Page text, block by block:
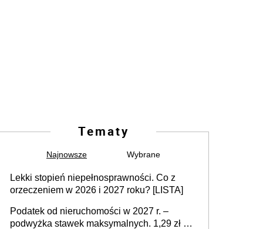
Tematy
Najnowsze Wybrane
Lekki stopień niepełnosprawności. Co z
orzeczeniem w 2026 i 2027 roku? [LISTA]
Podatek od nieruchomości w 2027 r. –
podwyżka stawek maksymalnych. 1,29 zł za